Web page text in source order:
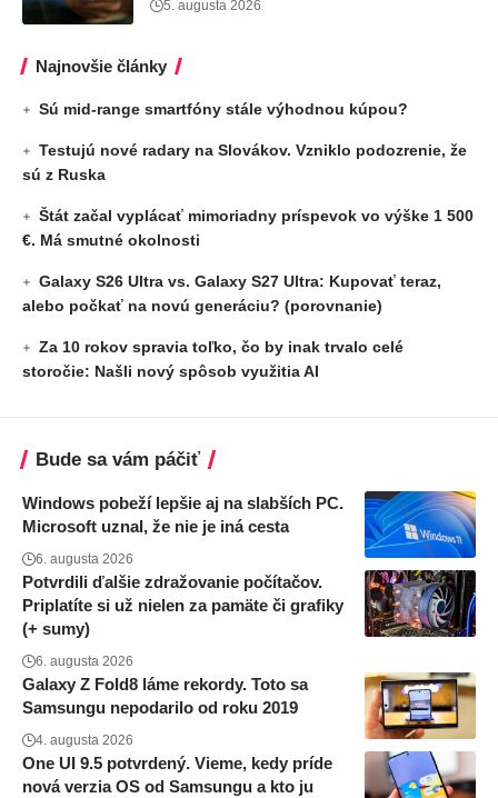
5. augusta 2026
Najnovšie články
Sú mid-range smartfóny stále výhodnou kúpou?
Testujú nové radary na Slovákov. Vzniklo podozrenie, že
sú z Ruska
Štát začal vyplácať mimoriadny príspevok vo výške 1 500
€. Má smutné okolnosti
Galaxy S26 Ultra vs. Galaxy S27 Ultra: Kupovať teraz,
alebo počkať na novú generáciu? (porovnanie)
Za 10 rokov spravia toľko, čo by inak trvalo celé
storočie: Našli nový spôsob využitia AI
Bude sa vám páčiť
Windows pobeží lepšie aj na slabších PC.
Microsoft uznal, že nie je iná cesta
6. augusta 2026
Potvrdili ďalšie zdražovanie počítačov.
Priplatíte si už nielen za pamäte či grafiky
(+ sumy)
6. augusta 2026
Galaxy Z Fold8 láme rekordy. Toto sa
Samsungu nepodarilo od roku 2019
4. augusta 2026
One UI 9.5 potvrdený. Vieme, kedy príde
nová verzia OS od Samsungu a kto ju